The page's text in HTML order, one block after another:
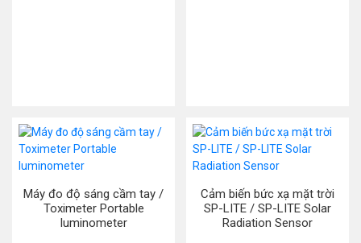
Máy đo độ sáng cầm tay /
Toximeter Portable
luminometer
Cảm biến bức xạ mặt trời
SP-LITE / SP-LITE Solar
Radiation Sensor